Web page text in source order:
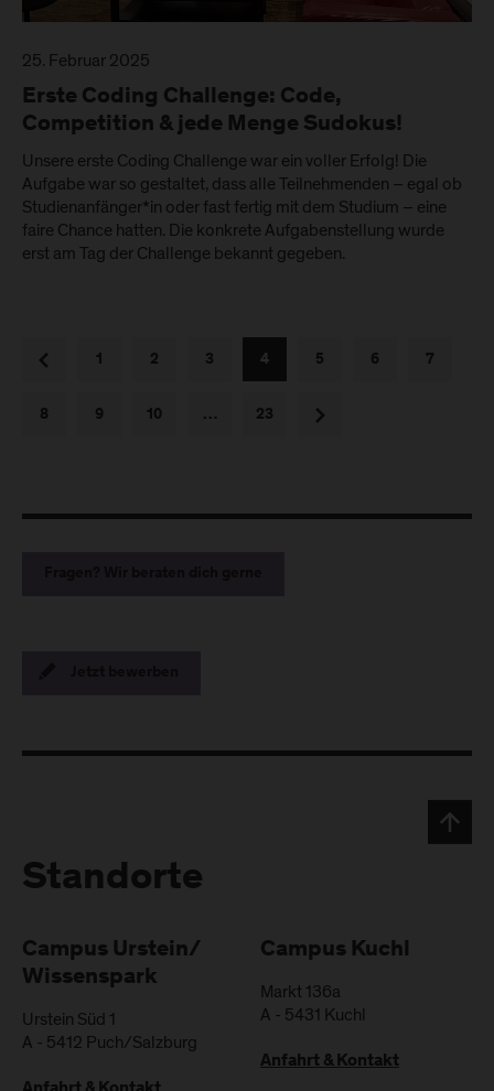
25. Februar 2025
Erste Coding Challenge: Code,
Competition & jede Menge Sudokus!
Unsere erste Coding Challenge war ein voller Erfolg! Die
Aufgabe war so gestaltet, dass alle Teilnehmenden – egal ob
Studienanfänger*in oder fast fertig mit dem Studium – eine
faire Chance hatten. Die konkrete Aufgabenstellung wurde
erst am Tag der Challenge bekannt gegeben.
vorherige1 2 3 4 5 6 7
8 9 10 … 23 nächste
Standorte
Campus Urstein/
Wissenspark
Urstein Süd 1
A - 5412 Puch/Salzburg
Campus Kuchl
Markt 136a
A - 5431 Kuchl
Anfahrt & Kontakt